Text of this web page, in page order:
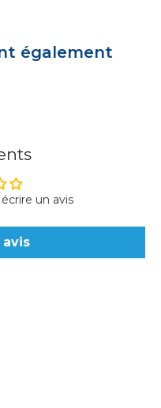
également
un avis
avis